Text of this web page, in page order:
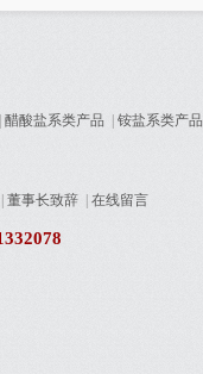
醋酸盐系类产品 铵盐系类产品
董事长致辞 在线留言